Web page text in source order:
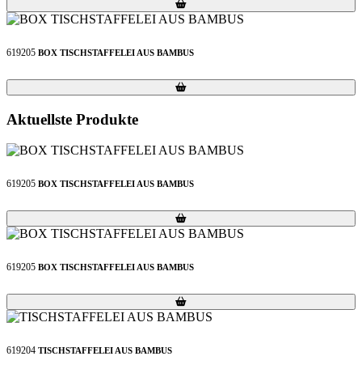
619205 BOX TISCHSTAFFELEI AUS BAMBUS
Loading...
Loading...
Aktuellste Produkte
619205 BOX TISCHSTAFFELEI AUS BAMBUS
Loading...
Loading...
619205 BOX TISCHSTAFFELEI AUS BAMBUS
Loading...
Loading...
619204 TISCHSTAFFELEI AUS BAMBUS